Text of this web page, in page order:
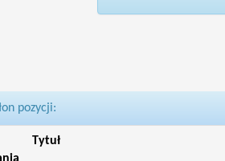
pozycji:
Tytuł